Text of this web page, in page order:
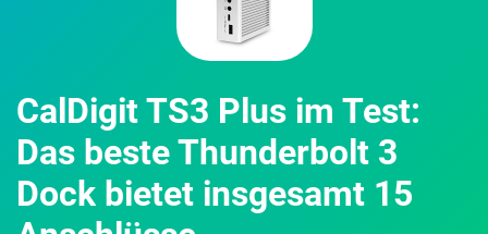
CalDigit TS3 Plus im Test:
Das beste Thunderbolt 3
Dock bietet insgesamt 15